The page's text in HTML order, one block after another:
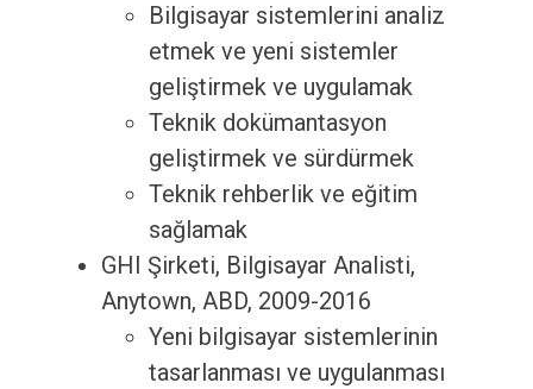
Bilgisayar sistemlerini analiz
etmek ve yeni sistemler
geliştirmek ve uygulamak
Teknik dokümantasyon
geliştirmek ve sürdürmek
Teknik rehberlik ve eğitim
sağlamak
GHI Şirketi, Bilgisayar Analisti,
Anytown, ABD, 2009-2016
Yeni bilgisayar sistemlerinin
tasarlanması ve uygulanması